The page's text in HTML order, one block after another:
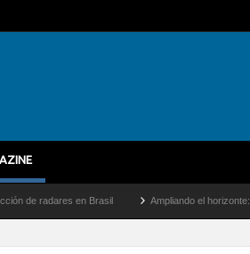
en Brasil Ampliando el horizonte: Dentro